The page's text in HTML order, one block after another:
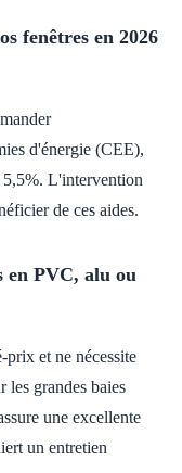
fenêtres en 2026
d'énergie (CEE),
L'intervention
de ces aides.
en PVC, alu ou
et ne nécessite
les grandes baies
une excellente
un entretien